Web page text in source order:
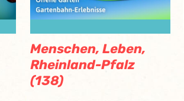
Menschen, Leben,
Rheinland-Pfalz
(138)